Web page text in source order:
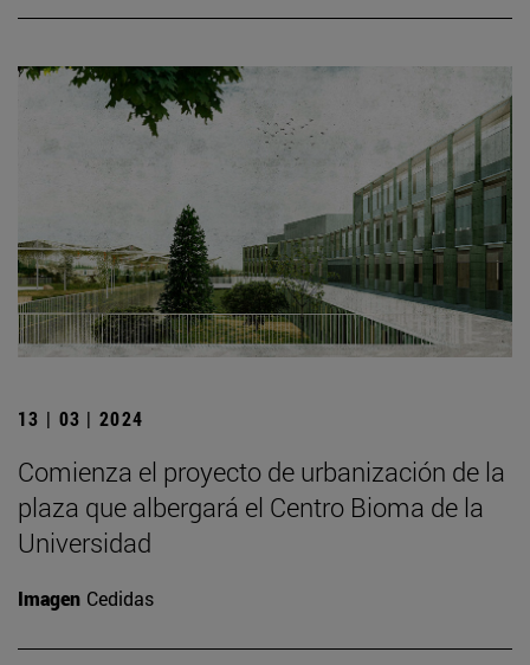
13 | 03 | 2024
Comienza el proyecto de urbanización de la
plaza que albergará el Centro Bioma de la
Universidad
Imagen Cedidas